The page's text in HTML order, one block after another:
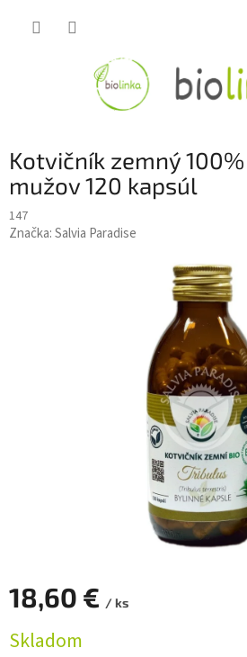
Kotvičník zemný
mužov 120 kapsúl
147
Značka:Salvia Paradise
18,60 € / ks
cena:
Skladom